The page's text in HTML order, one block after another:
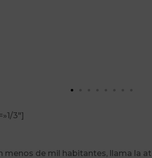
3″]
menos de mil habitantes, llama la